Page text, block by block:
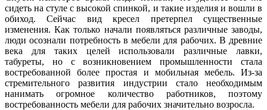
сидеть на стуле с высокой спинкой, и такие изделия и вошли в
обиход. Сейчас вид кресел претерпел существенные
изменения. Как только начали появляться различные заводы,
люди осознали потребность в мебели для рабочих. В древние
века для таких целей использовали различные лавки,
табуреты, но с возникновением промышленности стала
востребованной более простая и мобильная мебель. Из-за
стремительного развития индустрии стало необходимым
нанимать огромное количество работников, поэтому
востребованность мебели для рабочих значительно возросла.